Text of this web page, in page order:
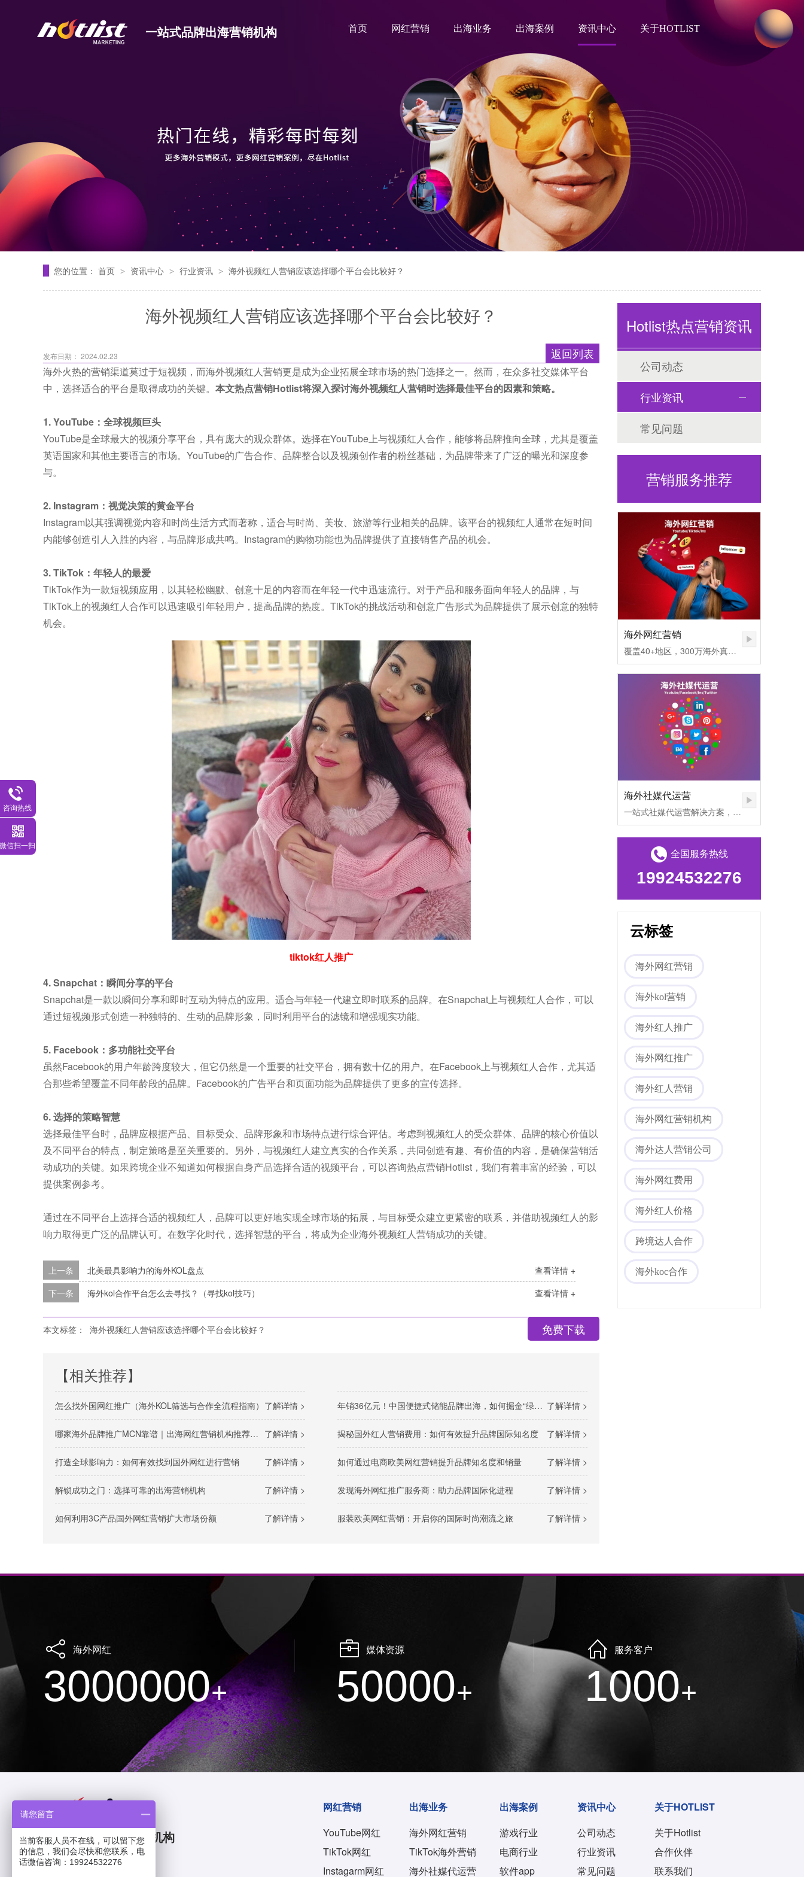
一站式品牌出海营销机构 首页 网红营销 出海业务 出海案例 资讯中心 关于HOTLIST
您的位置： 首页 > 资讯中心 > 行业资讯 > 海外视频红人营销应该选择哪个平台会比较好？
海外视频红人营销应该选择哪个平台会比较好？
返回列表
发布日期： 2024.02.23
海外火热的营销渠道莫过于短视频，而海外视频红人营销更是成为企业拓展全球市场的热门选择之一。然而，在众多社交媒体平台
中，选择适合的平台是取得成功的关键。 本文热点营销Hotlist将深入探讨海外视频红人营销时选择最佳平台的因素和策略。
1. YouTube：全球视频巨头
YouTube是全球最大的视频分享平台，具有庞大的观众群体。选择在YouTube上与视频红人合作，能够将品牌推向全球，尤其是覆盖
英语国家和其他主要语言的市场。YouTube的广告合作、品牌整合以及视频创作者的粉丝基础，为品牌带来了广泛的曝光和深度参
与。
2. Instagram：视觉决策的黄金平台
Instagram以其强调视觉内容和时尚生活方式而著称，适合与时尚、美妆、旅游等行业相关的品牌。该平台的视频红人通常在短时间
内能够创造引人入胜的内容，与品牌形成共鸣。Instagram的购物功能也为品牌提供了直接销售产品的机会。
3. TikTok：年轻人的最爱
TikTok作为一款短视频应用，以其轻松幽默、创意十足的内容而在年轻一代中迅速流行。对于产品和服务面向年轻人的品牌，与
TikTok上的视频红人合作可以迅速吸引年轻用户，提高品牌的热度。TikTok的挑战活动和创意广告形式为品牌提供了展示创意的独特
机会。
tiktok红人推广
4. Snapchat：瞬间分享的平台
Snapchat是一款以瞬间分享和即时互动为特点的应用。适合与年轻一代建立即时联系的品牌。在Snapchat上与视频红人合作，可以
通过短视频形式创造一种独特的、生动的品牌形象，同时利用平台的滤镜和增强现实功能。
5. Facebook：多功能社交平台
虽然Facebook的用户年龄跨度较大，但它仍然是一个重要的社交平台，拥有数十亿的用户。在Facebook上与视频红人合作，尤其适
合那些希望覆盖不同年龄段的品牌。Facebook的广告平台和页面功能为品牌提供了更多的宣传选择。
6. 选择的策略智慧
选择最佳平台时，品牌应根据产品、目标受众、品牌形象和市场特点进行综合评估。考虑到视频红人的受众群体、品牌的核心价值以
及不同平台的特点，制定策略是至关重要的。另外，与视频红人建立真实的合作关系，共同创造有趣、有价值的内容，是确保营销活
动成功的关键。如果跨境企业不知道如何根据自身产品选择合适的视频平台，可以咨询热点营销Hotlist，我们有着丰富的经验，可以
提供案例参考。
通过在不同平台上选择合适的视频红人，品牌可以更好地实现全球市场的拓展，与目标受众建立更紧密的联系，并借助视频红人的影
响力取得更广泛的品牌认可。在数字化时代，选择智慧的平台，将成为企业海外视频红人营销成功的关键。
查看详情 +
上一条
北美最具影响力的海外KOL盘点
查看详情 +
下一条 海外kol合作平台怎么去寻找？（寻找kol技巧）
免费下载
本文标签： 海外视频红人营销应该选择哪个平台会比较好？
【相关推荐】
了解详情 >
怎么找外国网红推广（海外KOL筛选与合作全流程指南） 了解详情 >
年销36亿元！中国便捷式储能品牌出海，如何掘金“绿色经济”新风口
了解详情 >
哪家海外品牌推广MCN靠谱｜出海网红营销机构推荐指南 了解详情 >
揭秘国外红人营销费用：如何有效提升品牌国际知名度
了解详情 >
打造全球影响力：如何有效找到国外网红进行营销 了解详情 >
如何通过电商欧美网红营销提升品牌知名度和销量
了解详情 >
解锁成功之门：选择可靠的出海营销机构 了解详情 >
发现海外网红推广服务商：助力品牌国际化进程
了解详情 >
如何利用3C产品国外网红营销扩大市场份额 了解详情 >
服装欧美网红营销：开启你的国际时尚潮流之旅
Hotlist热点营销资讯
公司动态
行业资讯
常见问题
营销服务推荐
海外网红营销
覆盖40+地区，300万海外真实网红匹配，不同社媒平台发布内容矩阵，快速提高品牌认知度。1.无需百万粉丝，也可让您的品牌和产品一夜爆红
海外社媒代运营
一站式社媒代运营解决方案，帮助出海企业打破文化壁垒，提升海外私域流量。
全国服务热线
19924532276
云标签
海外网红营销
海外kol营销
海外红人推广
海外网红推广
海外红人营销
海外网红营销机构
海外达人营销公司
海外网红费用
海外红人价格
跨境达人合作
海外koc合作
海外网红
3000000+
媒体资源
50000+
服务客户
1000+
一站式品牌出海营销机构
深圳 香港
网红营销
YouTube网红
TikTok网红
Instagarm网红
出海业务
海外网红营销
TikTok海外营销
海外社媒代运营
出海案例
游戏行业
电商行业
软件app
资讯中心
公司动态
行业资讯
常见问题
关于HOTLIST
关于Hotlist
合作伙伴
联系我们
咨询热线
微信扫一扫
请您留言
当前客服人员不在线，可以留下您
的信息，我们会尽快和您联系，电
话微信咨询：19924532276